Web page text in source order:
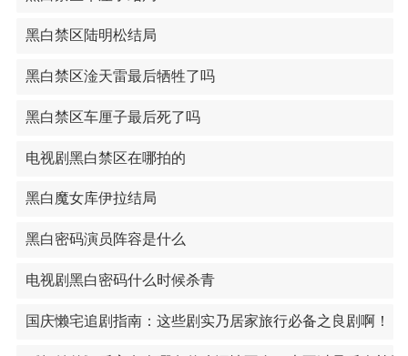
黑白禁区陆明松结局
黑白禁区淦天雷最后牺牲了吗
黑白禁区车厘子最后死了吗
电视剧黑白禁区在哪拍的
黑白魔女库伊拉结局
黑白密码演员阵容是什么
电视剧黑白密码什么时候杀青
国庆懒宅追剧指南：这些剧实乃居家旅行必备之良剧啊！